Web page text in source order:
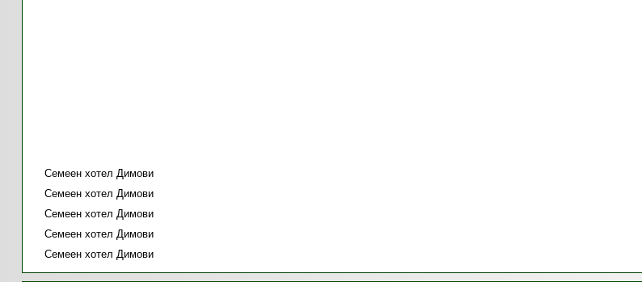
Семеен хотел Димови
Семеен хотел Димови
Семеен хотел Димови
Семеен хотел Димови
Семеен хотел Димови